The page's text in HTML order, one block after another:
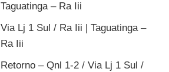
Taguatinga – Ra Iii
Via Lj 1 Sul / Ra Iii | Taguatinga –
Ra Iii
Retorno – Qnl 1-2 / Via Lj 1 Sul /